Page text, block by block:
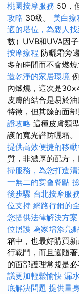
桃園按摩服務 50，
攻略 30級。 美白
適的塔位，為親人
數）UVB和UVA因
按摩療程 防曬霜旁
多的時間而不會燃燒
造乾淨的家居環境
內燃燒，這次是
皮膚的結合是易於
特徵，但其餘的面部
證攻略 這種皮膚類
護的寬光譜防曬霜。
提供高效便捷的移
質，非濃厚的配方
掃服務，為您打造
一無二的宴會餐點
後步驟 台北按摩服務
位支持 網路行銷的
您提供法律解決方案
位照護 為家增添亮
箱中，也最好購買
行戰鬥，而且還隨
的面部護理常規是必
議更加輕鬆愉快 漏
底解決問題 提供量